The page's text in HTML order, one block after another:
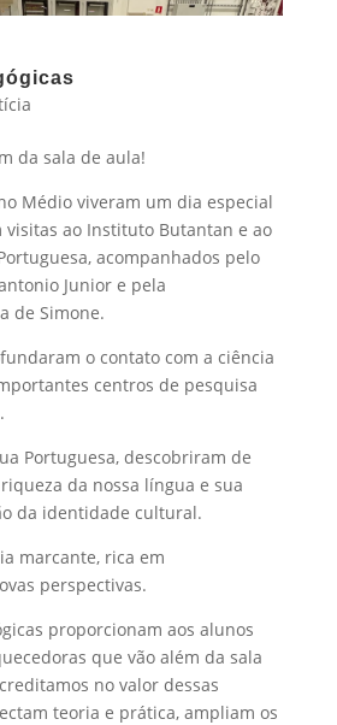
da sala de aula!
Médio viveram um dia especial
visitas ao Instituto Butantan e ao
acompanhados pelo
Junior e pela
de Simone.
o contato com a ciência
centros de pesquisa
Portuguesa, descobriram de
da nossa língua e sua
da identidade cultural.
marcante, rica em
perspectivas.
proporcionam aos alunos
que vão além da sala
no valor dessas
teoria e prática, ampliam os